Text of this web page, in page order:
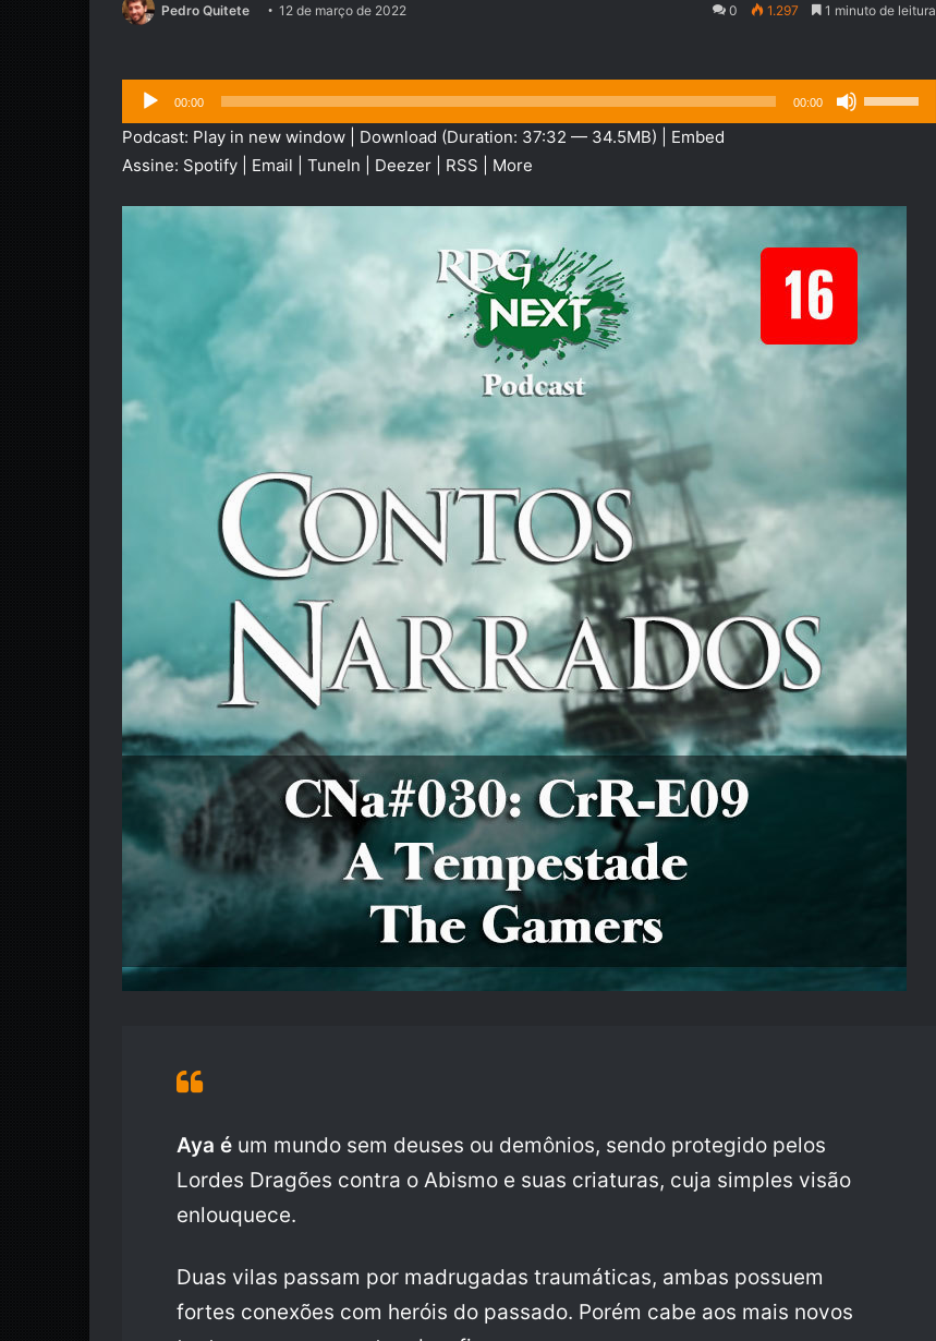
Pedro Quitete 12 de março de 2022 0 1.297 1 minuto de leitura
Tocador
de
áudio
00:00 00:00
as
para
para
aumentar
ou
Podcast: Play in new window Download (Duration: 37:32 — 34.5MB) | Embed
Assine: Spotify Email TuneIn Deezer RSS More
Aya é um mundo sem deuses ou demônios, sendo protegido pelos
Lordes Dragões contra o Abismo e suas criaturas, cuja simples visão
enlouquece.
Duas vilas passam por madrugadas traumáticas, ambas possuem
fortes conexões com heróis do passado. Porém cabe aos mais novos